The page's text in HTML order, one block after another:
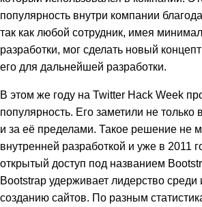
популярность внутри компании
так как любой сотрудник, имея
разработки, мог сделать новый
его для дальнейшей разработки.
В этом же году на Twitter Hack Week
популярность. Его заметили не только
и за её пределами. Такое решение не
внутренней разработкой и уже в 2011
открытый доступ под названием
Bootstrap удерживает лидерство среди
созданию сайтов. По разным